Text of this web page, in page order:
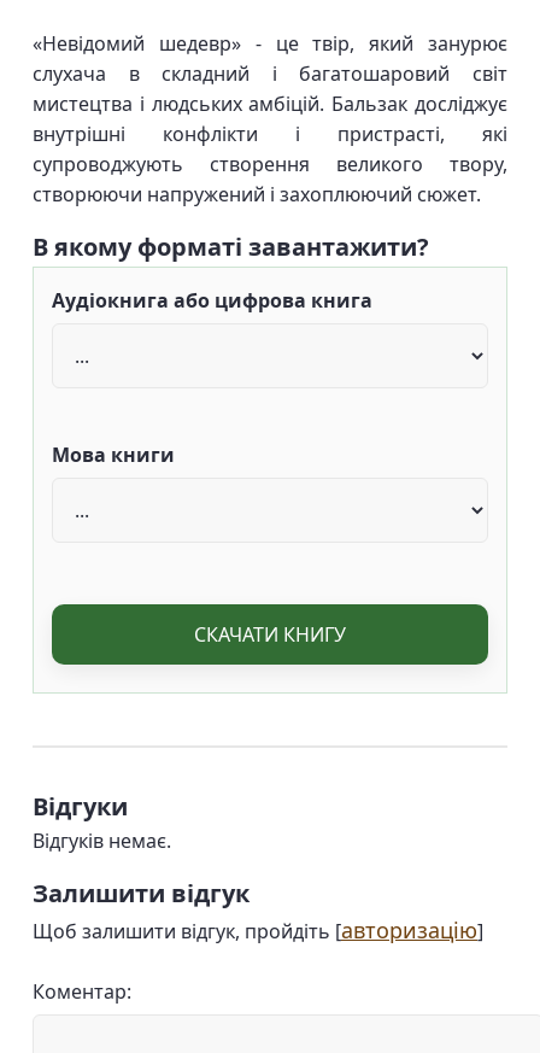
«Невідомий шедевр» - це твір, який занурює
слухача в складний і багатошаровий світ
мистецтва і людських амбіцій. Бальзак досліджує
внутрішні конфлікти і пристрасті, які
супроводжують створення великого твору,
створюючи напружений і захоплюючий сюжет.
В якому форматі завантажити?
Аудіокнига або цифрова книга
Мова книги
СКАЧАТИ КНИГУ
Відгуки
Відгуків немає.
Залишити відгук
Щоб залишити відгук, пройдіть [авторизацію]
Коментар: